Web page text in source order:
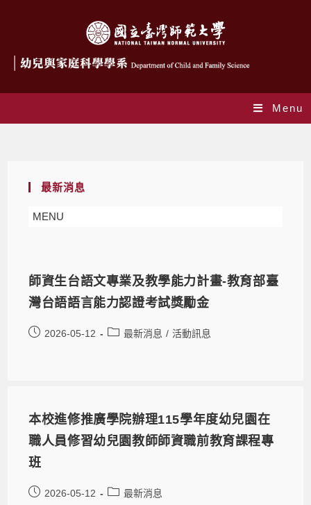
Menu
最新消息
MENU
師資生台語文專業及教學能力計畫-教育部臺
灣台語語言能力認證考試獎勵金
2026-05-12 最新消息 / 活動訊息
本校進修推廣學院辦理115學年度幼兒園在
職人員修習幼兒園教師師資職前教育課程專
班
2026-05-12 最新消息